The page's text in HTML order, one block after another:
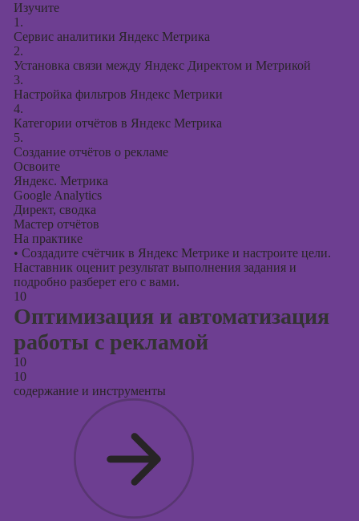
Изучите
1.
Сервис аналитики Яндекс Метрика
2.
Установка связи между Яндекс Директом и Метрикой
3.
Настройка фильтров Яндекс Метрики
4.
Категории отчётов в Яндекс Метрика
5.
Создание отчётов о рекламе
Освоите
Яндекс. Метрика
Google Analytics
Директ, сводка
Мастер отчётов
На практике
• Создадите счётчик в Яндекс Метрике и настроите цели.
Наставник оценит результат выполнения задания и
подробно разберет его с вами.
10
Оптимизация и автоматизация
работы с рекламой
10
10
содержание и инструменты